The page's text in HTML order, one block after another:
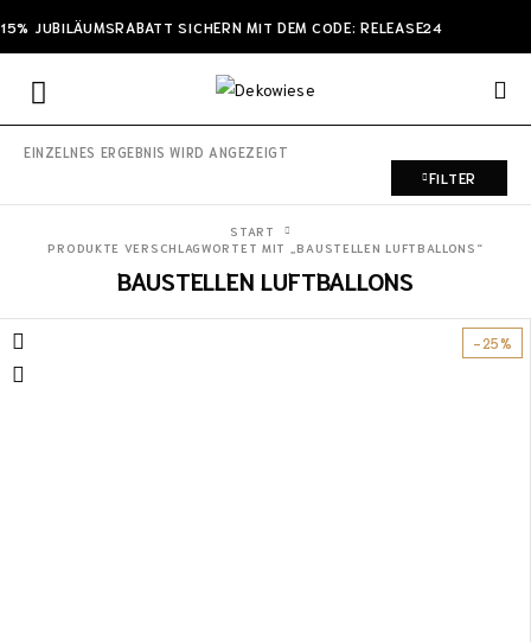
15% JUBILÄUMSRABATT SICHERN MIT DEM CODE: RELEASE24
EINZELNES ERGEBNIS WIRD ANGEZEIGT
FILTER
BAUSTELLEN LUFTBALLONS
START
PRODUKTE VERSCHLAGWORTET MIT „BAUSTELLEN LUFTBALLONS“
-25%